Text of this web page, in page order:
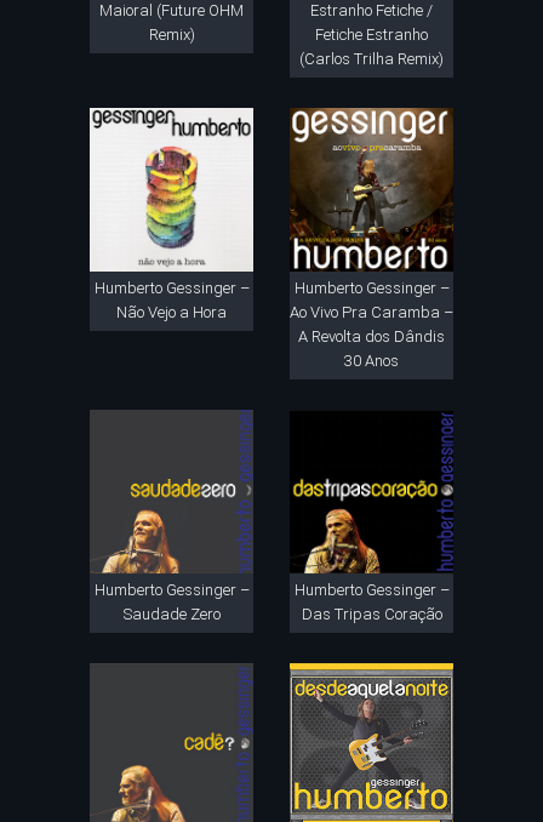
Maioral (Future OHM
Remix)
Estranho Fetiche /
Fetiche Estranho
(Carlos Trilha Remix)
Humberto Gessinger –
Não Vejo a Hora
Humberto Gessinger –
Ao Vivo Pra Caramba –
A Revolta dos Dândis
30 Anos
Humberto Gessinger –
Saudade Zero
Humberto Gessinger –
Das Tripas Coração